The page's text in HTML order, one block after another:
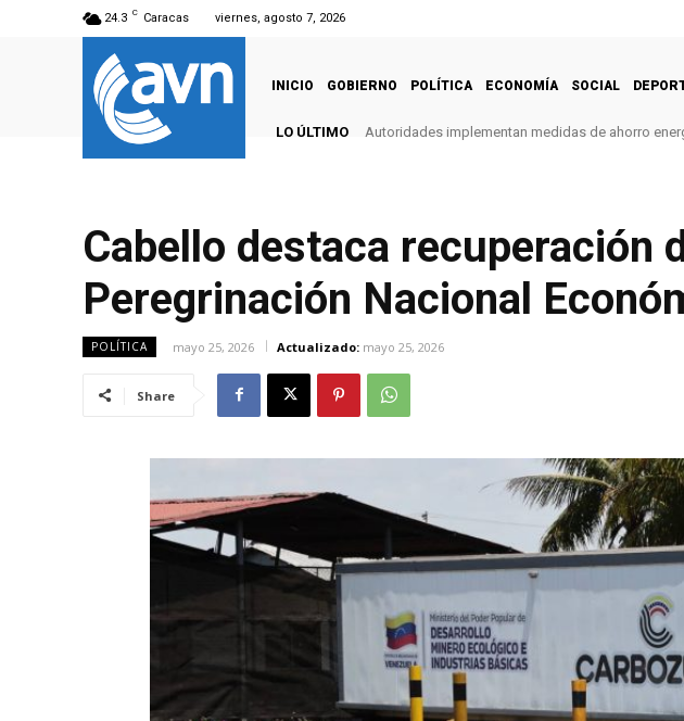
24.3 C Caracas viernes, agosto 7, 2026
INICIO GOBIERNO POLÍTICA ECONOMÍA SOCIAL
LO ÚLTIMO Autoridades implementan medidas de ahorro
Cabello destaca recuperación
Peregrinación Nacional
POLÍTICA mayo 25, 2026 Actualizado: mayo 25, 2026
Share